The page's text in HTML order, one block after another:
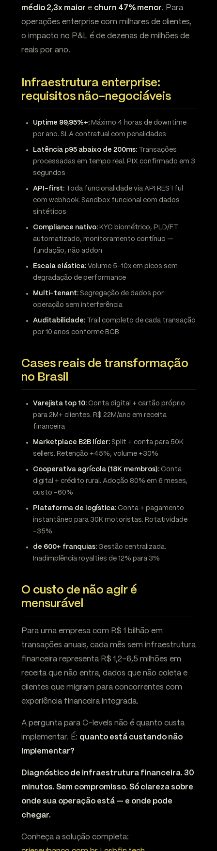
médio 2,3x maior e churn 47% menor. Para
operações enterprise com milhares de clientes,
o impacto no P&L é de dezenas de milhões de
reais por ano.
Infraestrutura enterprise:
requisitos não-negociáveis
Uptime 99,95%+: Máximo 4 horas de downtime
por ano. SLA contratual com penalidades
Latência p95 abaixo de 200ms: Transações
processadas em tempo real. PIX confirmado em 3
segundos
API-first: Toda funcionalidade via API RESTful
com webhook. Sandbox funcional com dados
sintéticos
Compliance nativo: KYC biométrico, PLD/FT
automatizado, monitoramento contínuo —
fundação, não addon
Escala elástica: Volume 5-10x em picos sem
degradação de performance
Multi-tenant: Segregação de dados por
operação sem interferência
Auditabilidade: Trail completo de cada transação
por 10 anos conforme BCB
Cases reais de transformação
no Brasil
Varejista top 10: Conta digital + cartão próprio
para 2M+ clientes. R$ 22M/ano em receita
financeira
Marketplace B2B líder: Split + conta para 50K
sellers. Retenção +45%, volume +30%
Cooperativa agrícola (18K membros): Conta
digital + crédito rural. Adoção 80% em 6 meses,
custo -60%
Plataforma de logística: Conta + pagamento
instantâneo para 30K motoristas. Rotatividade
-35%
de 600+ franquias: Gestão centralizada.
Inadimplência royalties de 12% para 3%
O custo de não agir é
mensurável
Para uma empresa com R$ 1 bilhão em
transações anuais, cada mês sem infraestrutura
financeira representa R$ 1,2-6,5 milhões em
receita que não entra, dados que não coleta e
clientes que migram para concorrentes com
experiência financeira integrada.
A pergunta para C-levels não é quanto custa
implementar. É: quanto está custando não
implementar?
Diagnóstico de infraestrutura financeira. 30
minutos. Sem compromisso. Só clareza sobre
onde sua operação está — e onde pode
chegar.
Conheça a solução completa: